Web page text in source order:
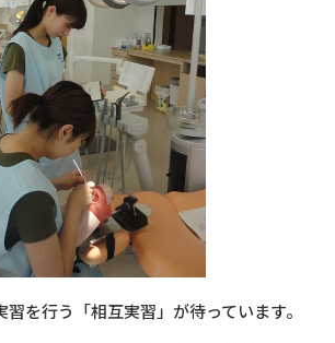
を行う「相互実習」が待っています。